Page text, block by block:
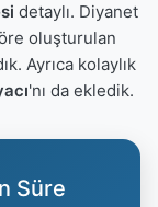
detaylı. Diyanet
oluşturulan
Ayrıca kolaylık
'nı da ekledik.
Süre